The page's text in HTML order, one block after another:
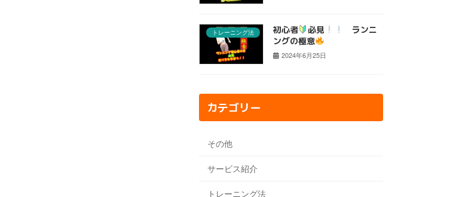
トレーニング法 初心者 必見
ランニ
ングの極意
2024年6月25日
カテゴリー
その他
サービス紹介
トレーニング法